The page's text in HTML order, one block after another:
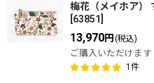
梅花（メイホア）
63851
13,970円 (税込)
ご購入いただけます
1 件